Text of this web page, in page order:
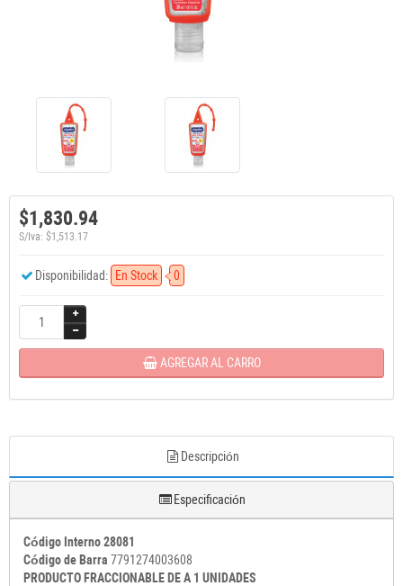
$1,830.94
S/Iva: $1,513.17
Disponibilidad: En Stock 0
AGREGAR AL CARRO
Descripción
Especificación
Código Interno 28081
Código de Barra 7791274003608
PRODUCTO FRACCIONABLE DE A 1 UNIDADES